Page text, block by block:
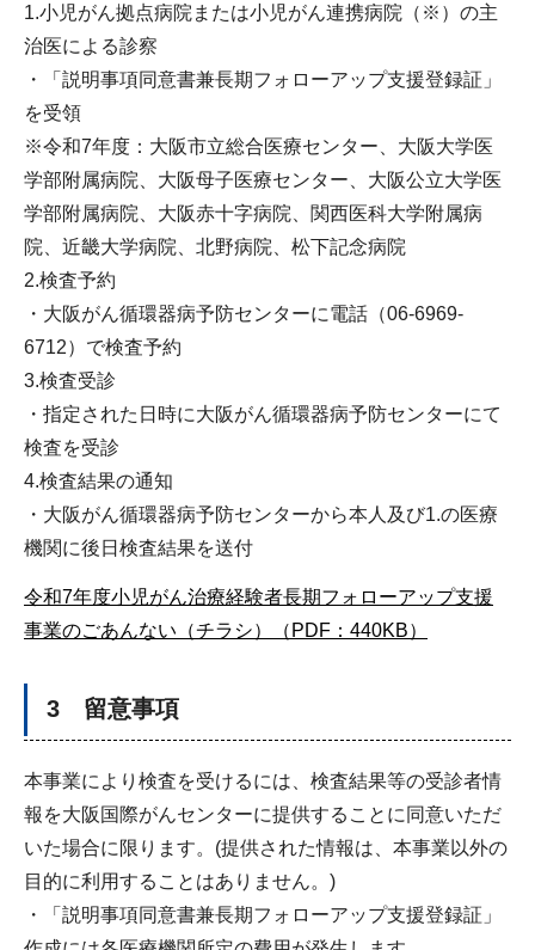
1.小児がん拠点病院または小児がん連携病院（※）の主
治医による診察
・「説明事項同意書兼長期フォローアップ支援登録証」
を受領
※令和7年度：大阪市立総合医療センター、大阪大学医
学部附属病院、大阪母子医療センター、大阪公立大学医
学部附属病院、大阪赤十字病院、関西医科大学附属病
院、近畿大学病院、北野病院、松下記念病院
2.検査予約
・大阪がん循環器病予防センターに電話（06-6969-
6712）で検査予約
3.検査受診
・指定された日時に大阪がん循環器病予防センターにて
検査を受診
4.検査結果の通知
・大阪がん循環器病予防センターから本人及び1.の医療
機関に後日検査結果を送付
令和7年度小児がん治療経験者長期フォローアップ支援
事業のごあんない（チラシ）（PDF：440KB）
3 留意事項
本事業により検査を受けるには、検査結果等の受診者情
報を大阪国際がんセンターに提供することに同意いただ
いた場合に限ります。(提供された情報は、本事業以外の
目的に利用することはありません。)
・「説明事項同意書兼長期フォローアップ支援登録証」